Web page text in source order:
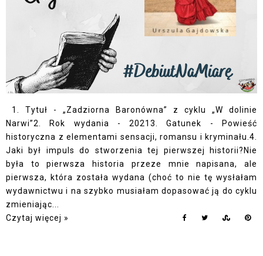
1. Tytuł - „Zadziorna Baronówna” z cyklu „W dolinie
Narwi”2. Rok wydania - 20213. Gatunek - Powieść
historyczna z elementami sensacji, romansu i kryminału.4.
Jaki był impuls do stworzenia tej pierwszej historii?Nie
była to pierwsza historia przeze mnie napisana, ale
pierwsza, która została wydana (choć to nie tę wysłałam
wydawnictwu i na szybko musiałam dopasować ją do cyklu
zmieniając...
Czytaj więcej »